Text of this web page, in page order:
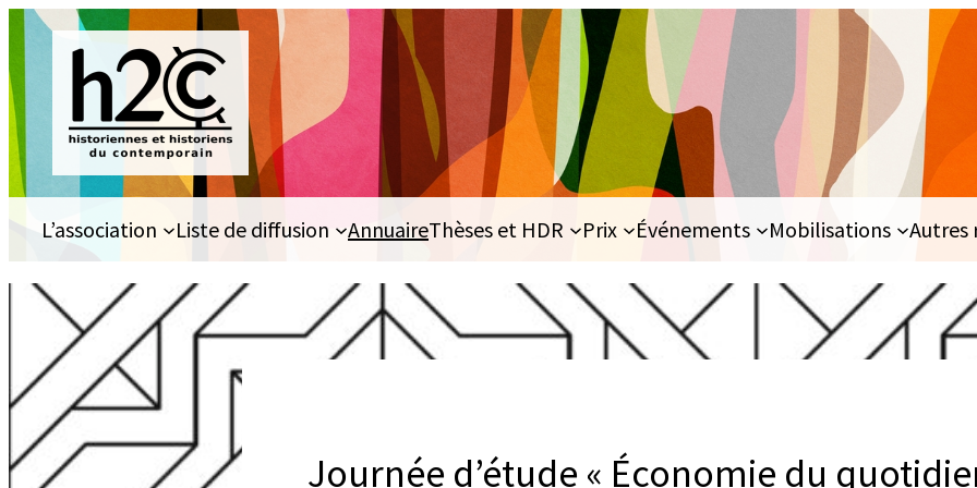
Aller
au
contenu
L’association Liste de diffusion AnnuaireThèses et HDR Prix Événements Mobilisations Autres
Journée d’étude « Économie du